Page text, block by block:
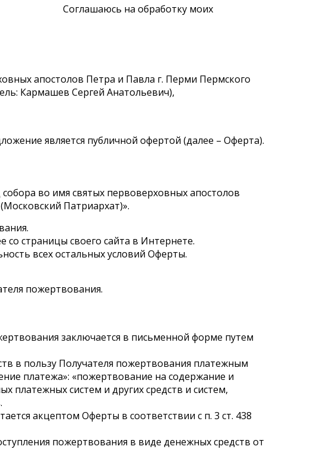
Соглашаюсь на обработку моих
апостолов Петра и Павла г. Перми Пермского
Кармашев Сергей Анатольевич),
является публичной офертой (далее – Оферта).
во имя святых первоверховных апостолов
Патриархат)».
страницы своего сайта в Интернете.
всех остальных условий Оферты.
пожертвования.
заключается в письменной форме путем
в пользу Получателя пожертвования платежным
платежа»: «пожертвование на содержание и
платежных систем и других средств и систем,
акцептом Оферты в соответствии с п. 3 ст. 438
пожертвования в виде денежных средств от